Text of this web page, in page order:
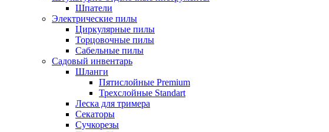
Шпатели
Электрические пилы
Циркулярные пилы
Торцовочные пилы
Сабельные пилы
Садовый инвентарь
Шланги
Пятислойные Premium
Трехслойные Standart
Леска для тримера
Секаторы
Сучкорезы